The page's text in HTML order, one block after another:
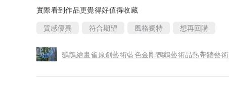
實際看到作品更覺得好值得收藏
質感優異
符合期望 風格獨特 想再回購
鸚鵡繪畫雀原創藝術藍色金剛鸚鵡藝術品熱帶牆藝術